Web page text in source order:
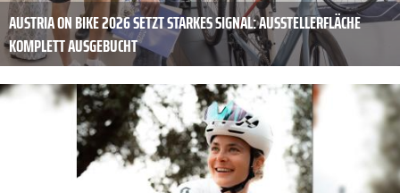
AUSTRIA ON BIKE 2026 SETZT STARKES SIGNAL: AUSSTELLERFLÄCHE
KOMPLETT AUSGEBUCHT